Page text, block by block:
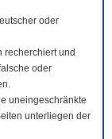
oder
recherchiert und
oder
uneingeschränkte
unterliegen der